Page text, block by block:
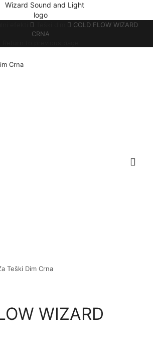
COLD FLOW WIZARD
CRNA
WIZARD